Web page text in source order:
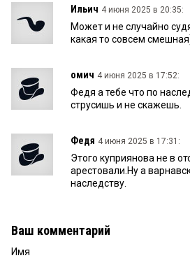
Ильич 4 июня 2025 в 20:35:
Может и не случайно
какая то совсем
омич 4 июня 2025 в 17:52:
Федя а тебе что по
струсишь и не скажешь.
Федя 4 июня 2025 в 17:31:
Этого куприянова не в
арестовали.Ну а
наследству.
Ваш комментарий
Имя